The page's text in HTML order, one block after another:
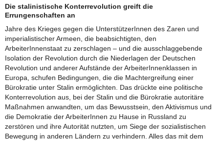
Die stalinistische Konterrevolution greift die
Errungenschaften an
Jahre des Krieges gegen die UnterstützerInnen des Zaren und
imperialistischer Armeen, die beabsichtigten, den
ArbeiterInnenstaat zu zerschlagen – und die ausschlaggebende
Isolation der Revolution durch die Niederlagen der Deutschen
Revolution und anderer Aufstände der ArbeiterInnenklassen in
Europa, schufen Bedingungen, die die Machtergreifung einer
Bürokratie unter Stalin ermöglichten. Das drückte eine politische
Konterrevolution aus, bei der Stalin und die Bürokratie autoritäre
Maßnahmen anwandten, um das Bewusstsein, den Aktivismus und
die Demokratie der ArbeiterInnen zu Hause in Russland zu
zerstören und ihre Autorität nutzten, um Siege der sozialistischen
Bewegung in anderen Ländern zu verhindern. Alles das mit dem